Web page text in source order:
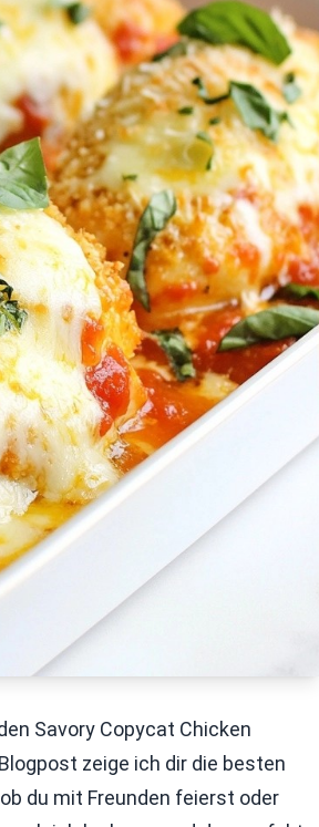
Savory Copycat Chicken
zeige ich dir die besten
du mit Freunden feierst oder